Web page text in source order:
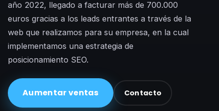
año 2022, llegado a facturar más de 700.000
euros gracias a los leads entrantes a través de la
web que realizamos para su empresa, en la cual
implementamos una estrategia de
posicionamiento SEO.
Aumentar ventas Contacto